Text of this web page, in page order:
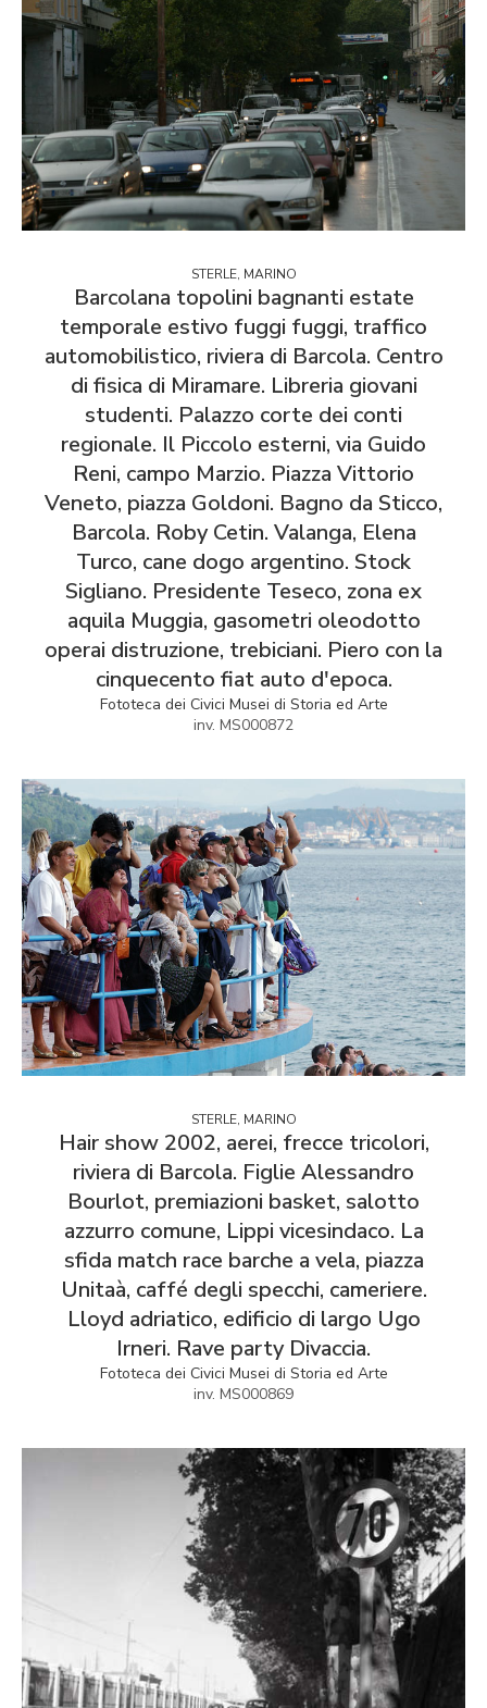
STERLE, MARINO
Barcolana topolini bagnanti estate
temporale estivo fuggi fuggi, traffico
automobilistico, riviera di Barcola. Centro
di fisica di Miramare. Libreria giovani
studenti. Palazzo corte dei conti
regionale. Il Piccolo esterni, via Guido
Reni, campo Marzio. Piazza Vittorio
Veneto, piazza Goldoni. Bagno da Sticco,
Barcola. Roby Cetin. Valanga, Elena
Turco, cane dogo argentino. Stock
Sigliano. Presidente Teseco, zona ex
aquila Muggia, gasometri oleodotto
operai distruzione, trebiciani. Piero con la
cinquecento fiat auto d'epoca.
Fototeca dei Civici Musei di Storia ed Arte
inv. MS000872
STERLE, MARINO
Hair show 2002, aerei, frecce tricolori,
riviera di Barcola. Figlie Alessandro
Bourlot, premiazioni basket, salotto
azzurro comune, Lippi vicesindaco. La
sfida match race barche a vela, piazza
Unitaà, caffé degli specchi, cameriere.
Lloyd adriatico, edificio di largo Ugo
Irneri. Rave party Divaccia.
Fototeca dei Civici Musei di Storia ed Arte
inv. MS000869